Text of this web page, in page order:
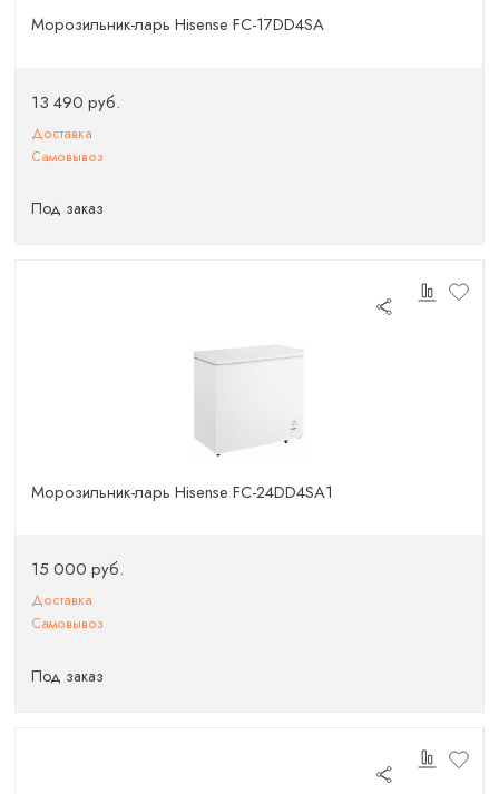
Морозильник-ларь Hisense FC-17DD4SA
13 490 руб.
Доставка
Самовывоз
Под заказ
Морозильник-ларь Hisense FC-24DD4SA1
15 000 руб.
Доставка
Самовывоз
Под заказ